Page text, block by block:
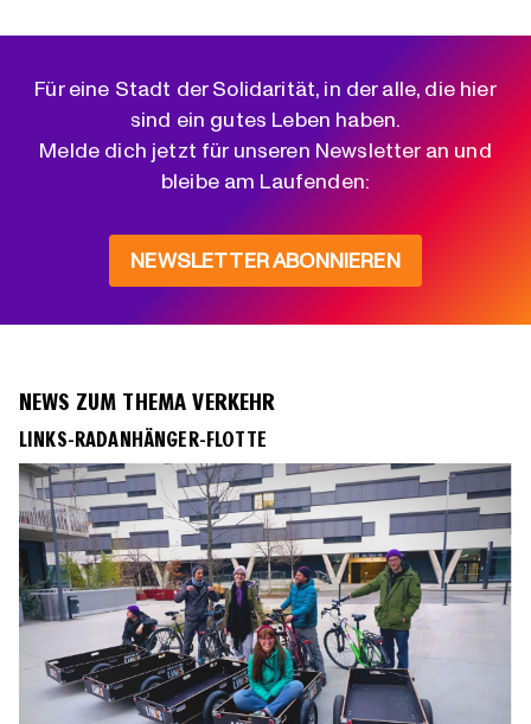
OF
IN
VIEW
Für eine Stadt der Solidarität, in der alle, die hier
sind ein gutes Leben haben.
Melde dich jetzt für unseren Newsletter an und
bleibe am Laufenden:
NEWSLETTER ABONNIEREN
NEWS ZUM THEMA VERKEHR
LINKS-RADANHÄNGER-FLOTTE